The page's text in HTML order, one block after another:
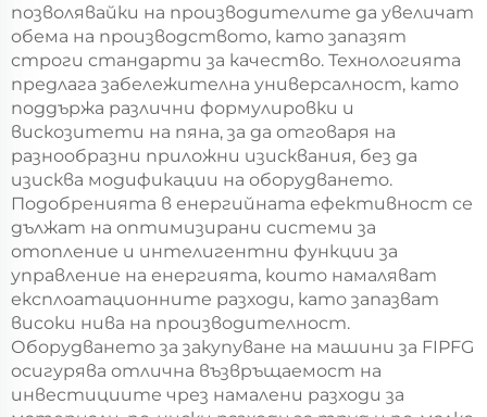
позволявайки на производителите да увеличат
обема на производството, като запазят
строги стандарти за качество. Технологията
предлага забележителна универсалност, като
поддържа различни формулировки и
вискозитети на пяна, за да отговаря на
разнообразни приложни изисквания, без да
изисква модификации на оборудването.
Подобренията в енергийната ефективност се
дължат на оптимизирани системи за
отопление и интелигентни функции за
управление на енергията, които намаляват
експлоатационните разходи, като запазват
високи нива на производителност.
Оборудването за закупуване на машини за FIPFG
осигурява отлична възвръщаемост на
инвестициите чрез намалени разходи за